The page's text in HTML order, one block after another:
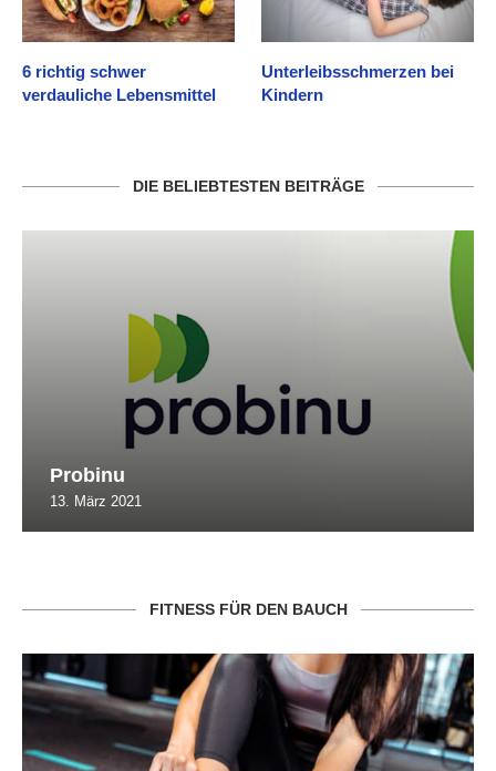
6 richtig schwer
verdauliche Lebensmittel
Unterleibsschmerzen bei
Kindern
DIE BELIEBTESTEN BEITRÄGE
Probinu
13. März 2021
FITNESS FÜR DEN BAUCH